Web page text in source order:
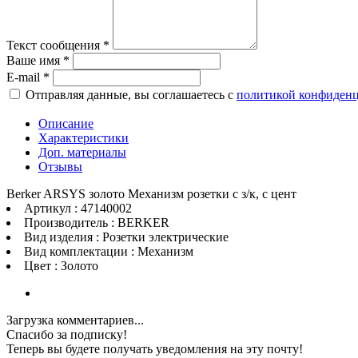
Текст сообщения *
Ваше имя *
E-mail *
Отправляя данные, вы соглашаетесь с политикой
Описание
Характеристики
Доп. материалы
Отзывы
Berker ARSYS золото Механизм розетки с з/к, с цент
Артикул : 47140002
Производитель : BERKER
Вид изделия : Розетки электрические
Вид комплектации : Механизм
Цвет : Золото
Загрузка комментариев...
Спасибо за подписку!
Теперь вы будете получать уведомления на эту почту!